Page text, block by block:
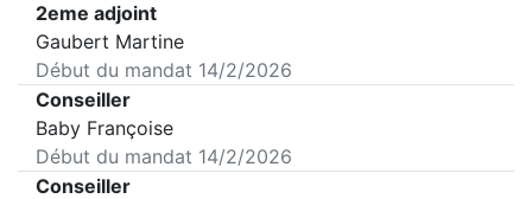
2eme adjoint
Gaubert Martine
Début du mandat 14/2/2026
Conseiller
Baby Françoise
Début du mandat 14/2/2026
Conseiller